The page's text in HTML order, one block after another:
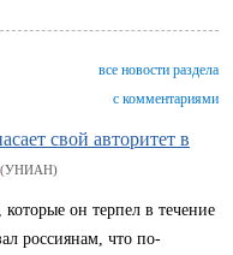
все новости раздела
с комментариями
свой авторитет в
(УНИАН)
он терпел в течение
россиянам, что по-